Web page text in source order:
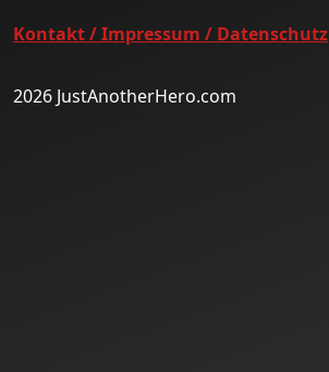
Kontakt / Impressum / Datenschutz
2026 JustAnotherHero.com